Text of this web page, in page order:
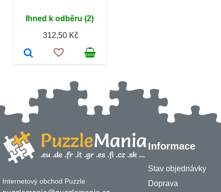
Ihned k odběru (2)
312,50 Kč
Internetový obchod Puzzle
Informace
Stav objednávky
Doprava